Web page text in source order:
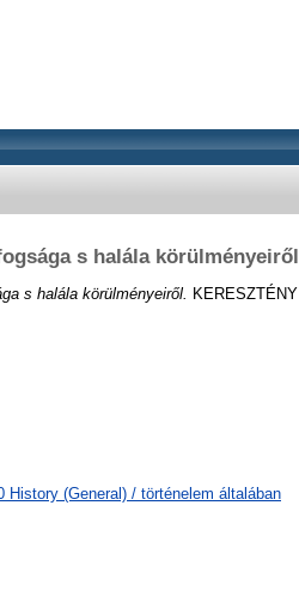
s halála körülményeiről
s halála körülményeiről. KERESZTÉNY
History (General) / történelem általában